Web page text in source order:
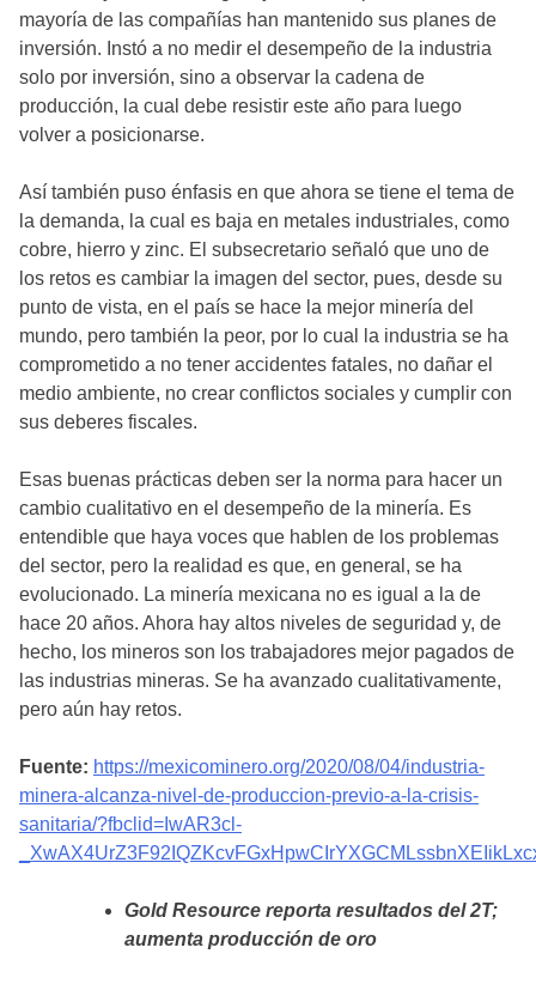
mayoría de las compañías han mantenido sus planes de
inversión. Instó a no medir el desempeño de la industria
solo por inversión, sino a observar la cadena de
producción, la cual debe resistir este año para luego
volver a posicionarse.
Así también puso énfasis en que ahora se tiene el tema de
la demanda, la cual es baja en metales industriales, como
cobre, hierro y zinc. El subsecretario señaló que uno de
los retos es cambiar la imagen del sector, pues, desde su
punto de vista, en el país se hace la mejor minería del
mundo, pero también la peor, por lo cual la industria se ha
comprometido a no tener accidentes fatales, no dañar el
medio ambiente, no crear conflictos sociales y cumplir con
sus deberes fiscales.
Esas buenas prácticas deben ser la norma para hacer un
cambio cualitativo en el desempeño de la minería. Es
entendible que haya voces que hablen de los problemas
del sector, pero la realidad es que, en general, se ha
evolucionado. La minería mexicana no es igual a la de
hace 20 años. Ahora hay altos niveles de seguridad y, de
hecho, los mineros son los trabajadores mejor pagados de
las industrias mineras. Se ha avanzado cualitativamente,
pero aún hay retos.
Fuente: https://mexicominero.org/2020/08/04/industria-
minera-alcanza-nivel-de-produccion-previo-a-la-crisis-
sanitaria/?fbclid=IwAR3cl-
Gold Resource reporta resultados del 2T;
aumenta producción de oro